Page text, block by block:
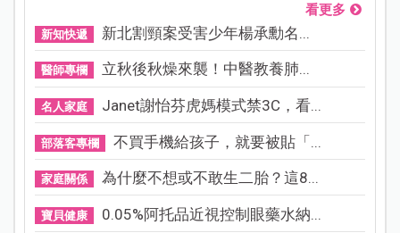
看更多
新知快遞 新北割頸案受害少年楊承勳名...
醫師專欄 立秋後秋燥來襲！中醫教養肺...
名人家庭 Janet謝怡芬虎媽模式禁3C，看...
部落客專欄 不買手機給孩子，就要被貼「...
家庭關係 為什麼不想或不敢生二胎？這8...
寶貝健康 0.05%阿托品近視控制眼藥水納...